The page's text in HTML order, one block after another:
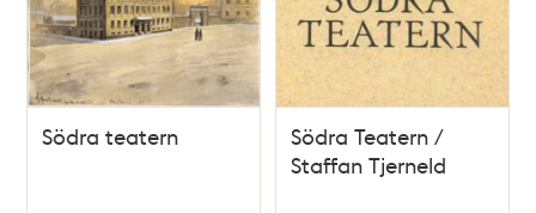
Södra teatern
Södra Teatern /
Staffan Tjerneld